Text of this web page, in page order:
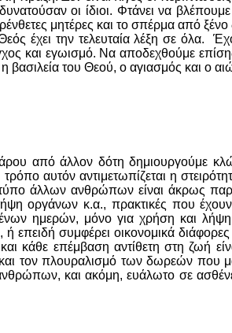
οι ίδιοι. Φτάνει να
μητέρες και το σπέρμα από ξένο
έχει την τελευταία λέξη σε όλα.
και εγωισμό. Να αποδεχθούμε
η βασιλεία του Θεού, ο αγιασμός και ο
από άλλον δότη δημιουργούμε
αυτόν αντιμετωπίζεται η
άλλων ανθρώπων είναι άκρως
οργάνων κ.α., πρακτικές που
ημερών, μόνο για χρήση και
συμφέρει οικονομικά διάφορες
κάθε επέμβαση αντίθετη στη ζωή
και τον πλουραλισμό των δωρεών που
και ακόμη, ευάλωτο σε